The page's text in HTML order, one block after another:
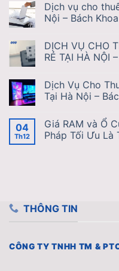
Dịch vụ cho
Nội – Bách
DỊCH VỤ CHO
RẺ TẠI HÀ NỘI
Dịch Vụ Cho
Tại Hà Nội –
04
Th12
Giá RAM và Ổ
Pháp Tối Ưu Là
THÔNG TIN
CÔNG TY TNHH TM &